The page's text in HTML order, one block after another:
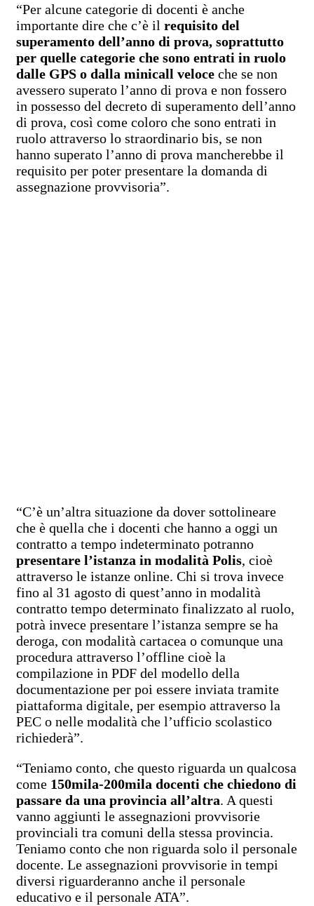
“Per alcune categorie di docenti è anche
importante dire che c’è il requisito del
superamento dell’anno di prova, soprattutto
per quelle categorie che sono entrati in ruolo
dalle GPS o dalla minicall veloce che se non
avessero superato l’anno di prova e non fossero
in possesso del decreto di superamento dell’anno
di prova, così come coloro che sono entrati in
ruolo attraverso lo straordinario bis, se non
hanno superato l’anno di prova mancherebbe il
requisito per poter presentare la domanda di
assegnazione provvisoria”.
“C’è un’altra situazione da dover sottolineare
che è quella che i docenti che hanno a oggi un
contratto a tempo indeterminato potranno
presentare l’istanza in modalità Polis, cioè
attraverso le istanze online. Chi si trova invece
fino al 31 agosto di quest’anno in modalità
contratto tempo determinato finalizzato al ruolo,
potrà invece presentare l’istanza sempre se ha
deroga, con modalità cartacea o comunque una
procedura attraverso l’offline cioè la
compilazione in PDF del modello della
documentazione per poi essere inviata tramite
piattaforma digitale, per esempio attraverso la
PEC o nelle modalità che l’ufficio scolastico
richiederà”.
“Teniamo conto, che questo riguarda un qualcosa
come 150mila-200mila docenti che chiedono di
passare da una provincia all’altra. A questi
vanno aggiunti le assegnazioni provvisorie
provinciali tra comuni della stessa provincia.
Teniamo conto che non riguarda solo il personale
docente. Le assegnazioni provvisorie in tempi
diversi riguarderanno anche il personale
educativo e il personale ATA”.